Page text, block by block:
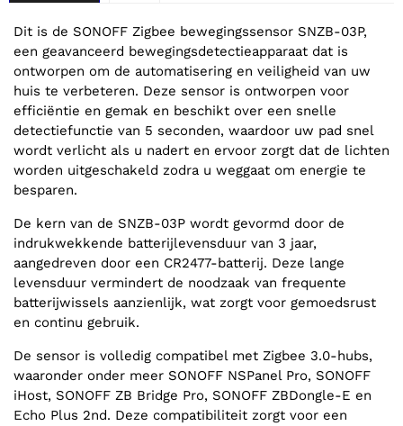
Dit is de SONOFF Zigbee bewegingssensor SNZB-03P,
een geavanceerd bewegingsdetectieapparaat dat is
ontworpen om de automatisering en veiligheid van uw
huis te verbeteren. Deze sensor is ontworpen voor
efficiëntie en gemak en beschikt over een snelle
detectiefunctie van 5 seconden, waardoor uw pad snel
wordt verlicht als u nadert en ervoor zorgt dat de lichten
worden uitgeschakeld zodra u weggaat om energie te
besparen.
De kern van de SNZB-03P wordt gevormd door de
indrukwekkende batterijlevensduur van 3 jaar,
aangedreven door een CR2477-batterij. Deze lange
levensduur vermindert de noodzaak van frequente
batterijwissels aanzienlijk, wat zorgt voor gemoedsrust
en continu gebruik.
De sensor is volledig compatibel met Zigbee 3.0-hubs,
waaronder onder meer SONOFF NSPanel Pro, SONOFF
iHost, SONOFF ZB Bridge Pro, SONOFF ZBDongle-E en
Echo Plus 2nd. Deze compatibiliteit zorgt voor een